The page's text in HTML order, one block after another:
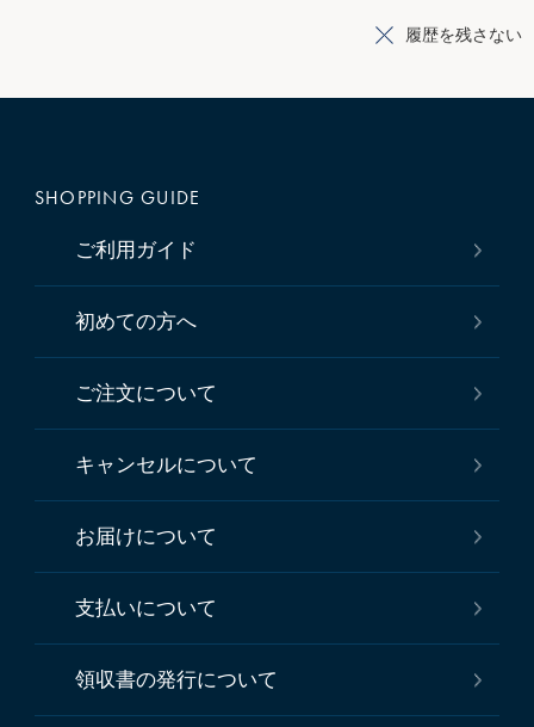
履歴を残さない
SHOPPING GUIDE
ご利用ガイド
初めての方へ
ご注文について
キャンセルについて
お届けについて
支払いについて
領収書の発行について